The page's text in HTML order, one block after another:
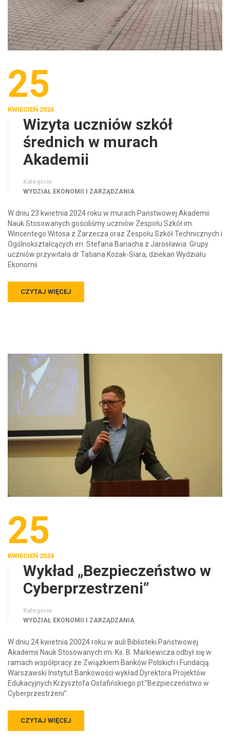
25
KWIECIEŃ 2024
Wizyta uczniów szkół
średnich w murach
Akademii
Kategorie
WYDZIAŁ EKONOMII I ZARZĄDZANIA
W dniu 23 kwietnia 2024 roku w murach Państwowej Akademii
Nauk Stosowanych gościliśmy uczniów Zespołu Szkół im.
Wincentego Witosa z Zarzecza oraz Zespołu Szkół Technicznych i
Ogólnokształcących im. Stefana Banacha z Jarosławia. Grupy
uczniów przywitała dr Tatiana Kożak-Siara, dziekan Wydziału
Ekonomii
CZYTAJ WIĘCEJ
25
KWIECIEŃ 2024
Wykład „Bezpieczeństwo w
Cyberprzestrzeni”
Kategorie
WYDZIAŁ EKONOMII I ZARZĄDZANIA
W dniu 24 kwietnia 20024 roku w auli Biblioteki Państwowej
Akademii Nauk Stosowanych im. Ks. B. Markiewicza odbył się w
ramach współpracy ze Związkiem Banków Polskich i Fundacją
Warszawski Instytut Bankowości wykład Dyrektora Projektów
Edukacyjnych Krzysztofa Ostafińskiego pt.”Bezpieczeństwo w
Cyberprzestrzeni”.
CZYTAJ WIĘCEJ